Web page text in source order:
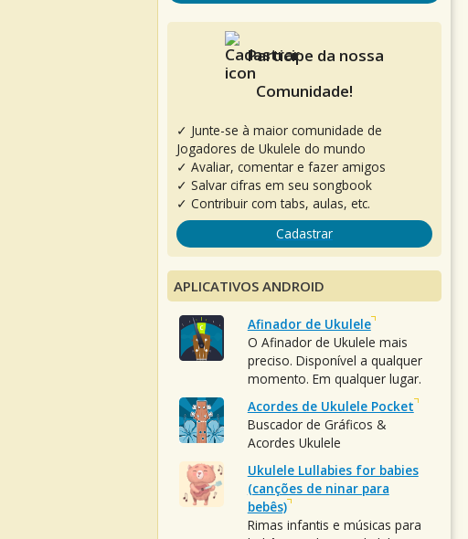
Participe da nossa
Comunidade!
✓ Junte-se à maior comunidade de
Jogadores de Ukulele do mundo
✓ Avaliar, comentar e fazer amigos
✓ Salvar cifras em seu songbook
✓ Contribuir com tabs, aulas, etc.
Cadastrar
APLICATIVOS ANDROID
Afinador de Ukulele
O Afinador de Ukulele mais
preciso. Disponível a qualquer
momento. Em qualquer lugar.
Acordes de Ukulele Pocket
Buscador de Gráficos &
Acordes Ukulele
Ukulele Lullabies for babies
(canções de ninar para
bebês)
Rimas infantis e músicas para